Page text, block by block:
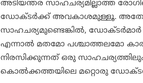
അടിയന്തര സാഹചര്യമില്ലാത്ത
ഡോക്ടർക്ക് അവകാശമുള്ളൂ. അതേ
സാഹചര്യമുണ്ടെങ്കിൽ,
എന്നാൽ മതമോ പശ്ചാത്തലമോ
നിരസിക്കുന്നത് ഒരു സാഹചര്യത്തിലും
കൊൽക്കത്തയിലെ മറ്റൊരു